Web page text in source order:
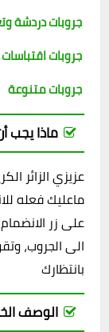
جروبات دردشة
جروبات
جروبات متنوعة
ماذا يجب
عزيزي الزائر
ماعليك فعله
على زر
الى الجروب،
بانتظارك
الوصف